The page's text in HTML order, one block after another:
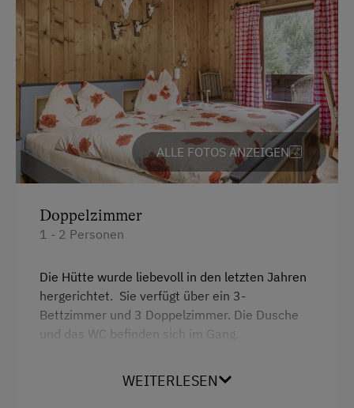
Garten/Wiese
Hofeigene Produkte
Mithilfe am Hof
Pirschgang
Spielgefährten
Kinder-Ausstattung
Kinderspielplatz
Verpflegung
Bäuerliche Küche
ALLE FOTOS ANZEIGEN
Doppelzimmer
1 - 2 Personen
Die Hütte wurde liebevoll in den letzten Jahren
hergerichtet. Sie verfügt über ein 3-
Bettzimmer und 3 Doppelzimmer. Die Dusche
und das WC befinden sich im Gang.
WEITERLESEN